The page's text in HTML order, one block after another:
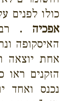
כולו לפנים
אפכיה .
האיסקופה
אחת יוצאה
הזקנים ראו
נכנס ואחד